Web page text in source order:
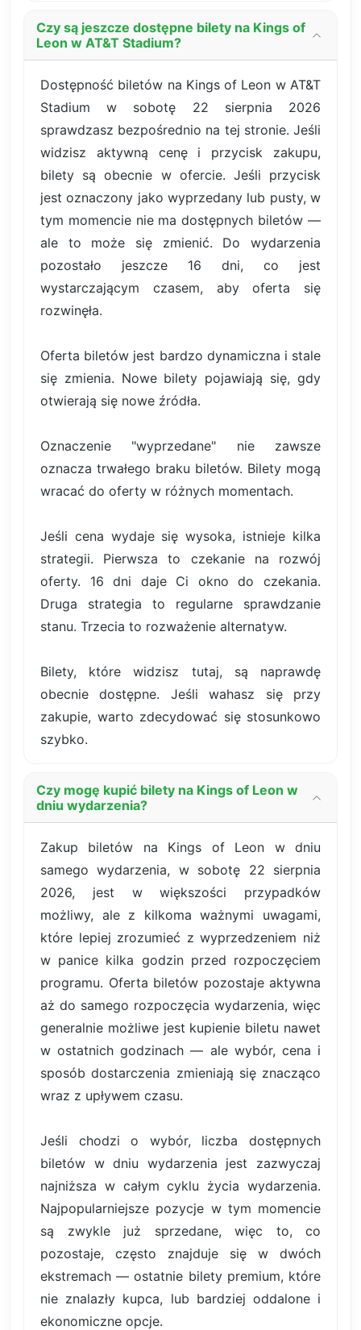
Czy są jeszcze dostępne bilety na Kings of
Leon w AT&T Stadium?
Dostępność biletów na Kings of Leon w AT&T
Stadium w sobotę 22 sierpnia 2026
sprawdzasz bezpośrednio na tej stronie. Jeśli
widzisz aktywną cenę i przycisk zakupu,
bilety są obecnie w ofercie. Jeśli przycisk
jest oznaczony jako wyprzedany lub pusty, w
tym momencie nie ma dostępnych biletów —
ale to może się zmienić. Do wydarzenia
pozostało jeszcze 16 dni, co jest
wystarczającym czasem, aby oferta się
rozwinęła.
Oferta biletów jest bardzo dynamiczna i stale
się zmienia. Nowe bilety pojawiają się, gdy
otwierają się nowe źródła.
Oznaczenie "wyprzedane" nie zawsze
oznacza trwałego braku biletów. Bilety mogą
wracać do oferty w różnych momentach.
Jeśli cena wydaje się wysoka, istnieje kilka
strategii. Pierwsza to czekanie na rozwój
oferty. 16 dni daje Ci okno do czekania.
Druga strategia to regularne sprawdzanie
stanu. Trzecia to rozważenie alternatyw.
Bilety, które widzisz tutaj, są naprawdę
obecnie dostępne. Jeśli wahasz się przy
zakupie, warto zdecydować się stosunkowo
szybko.
Czy mogę kupić bilety na Kings of Leon w
dniu wydarzenia?
Zakup biletów na Kings of Leon w dniu
samego wydarzenia, w sobotę 22 sierpnia
2026, jest w większości przypadków
możliwy, ale z kilkoma ważnymi uwagami,
które lepiej zrozumieć z wyprzedzeniem niż
w panice kilka godzin przed rozpoczęciem
programu. Oferta biletów pozostaje aktywna
aż do samego rozpoczęcia wydarzenia, więc
generalnie możliwe jest kupienie biletu nawet
w ostatnich godzinach — ale wybór, cena i
sposób dostarczenia zmieniają się znacząco
wraz z upływem czasu.
Jeśli chodzi o wybór, liczba dostępnych
biletów w dniu wydarzenia jest zazwyczaj
najniższa w całym cyklu życia wydarzenia.
Najpopularniejsze pozycje w tym momencie
są zwykle już sprzedane, więc to, co
pozostaje, często znajduje się w dwóch
ekstremach — ostatnie bilety premium, które
nie znalazły kupca, lub bardziej oddalone i
ekonomiczne opcje.